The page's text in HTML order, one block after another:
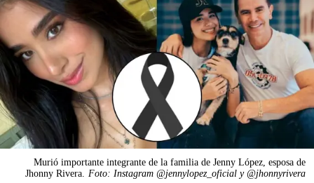
Murió importante integrante de la familia de Jenny López, esposa de
Jhonny Rivera.
Foto: Instagram @jennylopez_oficial y @jhonnyrivera